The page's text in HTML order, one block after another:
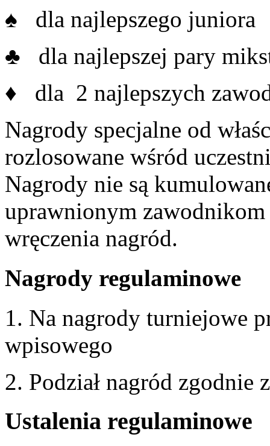
♠ dla najlepszego juniora
♣ dla najlepszej pary
♦ dla 2 najlepszych
Nagrody specjalne od
rozlosowane wśród
Nagrody nie są
uprawnionym
wręczenia nagród.
Nagrody regulaminowe
1. Na nagrody turniejowe
wpisowego
2. Podział nagród zgodnie
Ustalenia regulaminowe